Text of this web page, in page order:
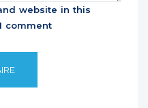
website in this
comment